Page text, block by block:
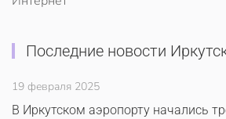
Последние новости
19 февраля 2025
В Иркутском аэропорту начались